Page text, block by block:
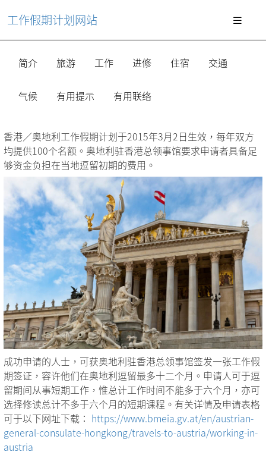
工作假期计划网站
简介 旅游 工作 进修 住宿 交通
气候 有用提示 有用联络
香港／奥地利工作假期计划于2015年3月2日生效，每年双方
均提供100个名额。奥地利驻香港总领事馆要求申请者具备足
够资金负担在当地逗留初期的费用。
成功申请的人士，可获奥地利驻香港总领事馆签发一张工作假
期签证，容许他们在奥地利逗留最多十二个月。申请人可于逗
留期间从事短期工作，惟总计工作时间不能多于六个月，亦可
选择修读总计不多于六个月的短期课程。有关详情及申请表格
可于以下网址下载： https://www.bmeia.gv.at/en/austrian-
general-consulate-hongkong/travels-to-austria/working-in-
austria